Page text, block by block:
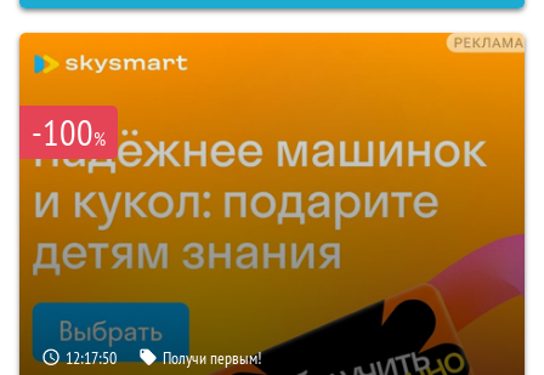
-100%
12:17:49 Получи первым!